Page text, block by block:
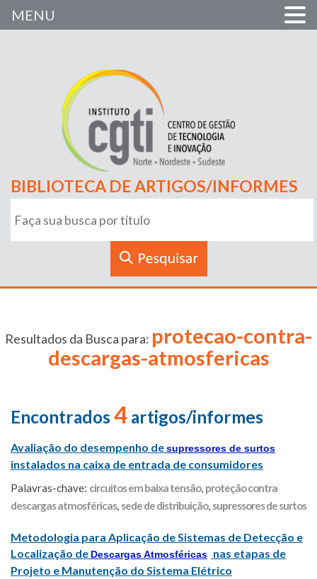
BIBLIOTECA DE ARTIGOS/INFORMES
Resultados da Busca para: protecao-contra-
descargas-atmosfericas
Encontrados 4 artigos/informes
Avaliação do desempenho desupressores de surtos
instalados na caixa de entrada de consumidores
Palavras-chave: circuitos em baixa tensão, proteção contra
descargas atmosféricas, sede de distribuição, supressores de surtos
Metodologia para Aplicação de Sistemas de Detecção e
Localização de Descargas Atmosféricas nas etapas de
Projeto e Manutenção do Sistema Elétrico
MENU